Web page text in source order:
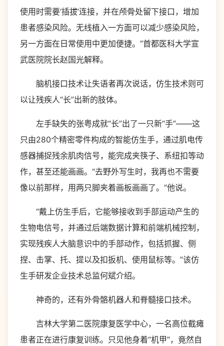
使用时需要‘插拔’连接，并在颅骨处留下接口，增加
患者感染风险。无线植入一方面可以减少感染风险，
另一方面在日常使用中更加便捷。”首都医科大学宣
武医院院长赵国光解释。
脑机接口技术让失语者再次说话，仿生技术则可
以让残疾人“长”出新的肢体。
左手缺失的张粤成就“长”出了一只新“手”——这
只由280个精密零件构成的智能仿生手，通过肌电传
感器捕捉残余肌肉信号，能完成夹筷子、系纽扣等动
作，甚至还能画画。“去野外写生时，我再也不需要
像以前那样，用两只脚夹着画板画画了。”他说。
“戴上仿生手后，它能够接收到手部运动产生的
生物电信号，并通过后端数据计算和前端机械控制，
实现残疾人大脑意识中的手部动作，包括抓握、侧
捏、击掌、托、提以及扣扳机、使用鼠标等。”该仿
生手研发企业技术总监何斌介绍。
神奇的，还有外骨骼机器人和脊髓接口技术。
吉林大学第二医院康复医学中心，一名高位截瘫
患者正在进行康复训练。只见他身着“机甲”，竟然自